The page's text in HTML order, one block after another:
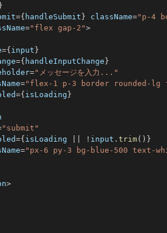
={ handleSubmit} className="p-4
="flex gap-2">
={input}
={ handleInputChange}
="メッセージを入力..."
="flex-1 p-3 border rounded-lg
={isLoading}
"submit"
={isLoading ! input . trim( ) }
="px-6 py-3 bg-blue-500 text-
>